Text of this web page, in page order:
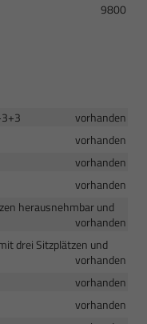
9800
vorhanden
vorhanden
vorhanden
vorhanden
herausnehmbar und
vorhanden
drei Sitzplätzen und
vorhanden
vorhanden
vorhanden